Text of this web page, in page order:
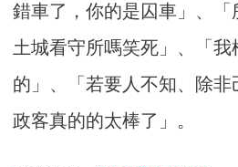
錯車了，你的是囚車」、「
土城看守所嗎笑死」、「
的」、「若要人不知、除
政客真的的太棒了」。